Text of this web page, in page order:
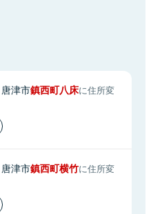
唐津市鎮西町八床に住所変
唐津市鎮西町横竹に住所変